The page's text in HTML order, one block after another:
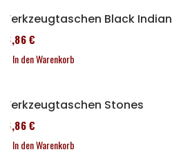
Werkzeugtaschen Black Indian
76,86 €
In den Warenkorb
Werkzeugtaschen Stones
76,86 €
In den Warenkorb